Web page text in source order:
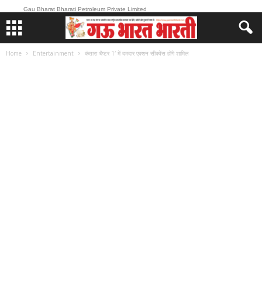
Gau Bharat Bharati Petroleum Private Limited
Home Entertainment कंतारा चैप्टर 1′ में दमदार एक्शन सीक्वेंस होंगे शामिल